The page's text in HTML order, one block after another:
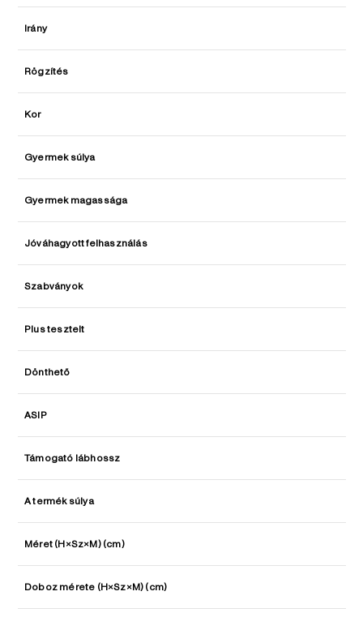
Irány
Rögzítés
Kor
Gyermek súlya
Gyermek magassága
Jóváhagyott felhasználás
Szabványok
Plus tesztelt
Dönthető
ASIP
Támogató lábhossz
A termék súlya
Méret (H×Sz×M) (cm)
Doboz mérete (H×Sz×M) (cm)